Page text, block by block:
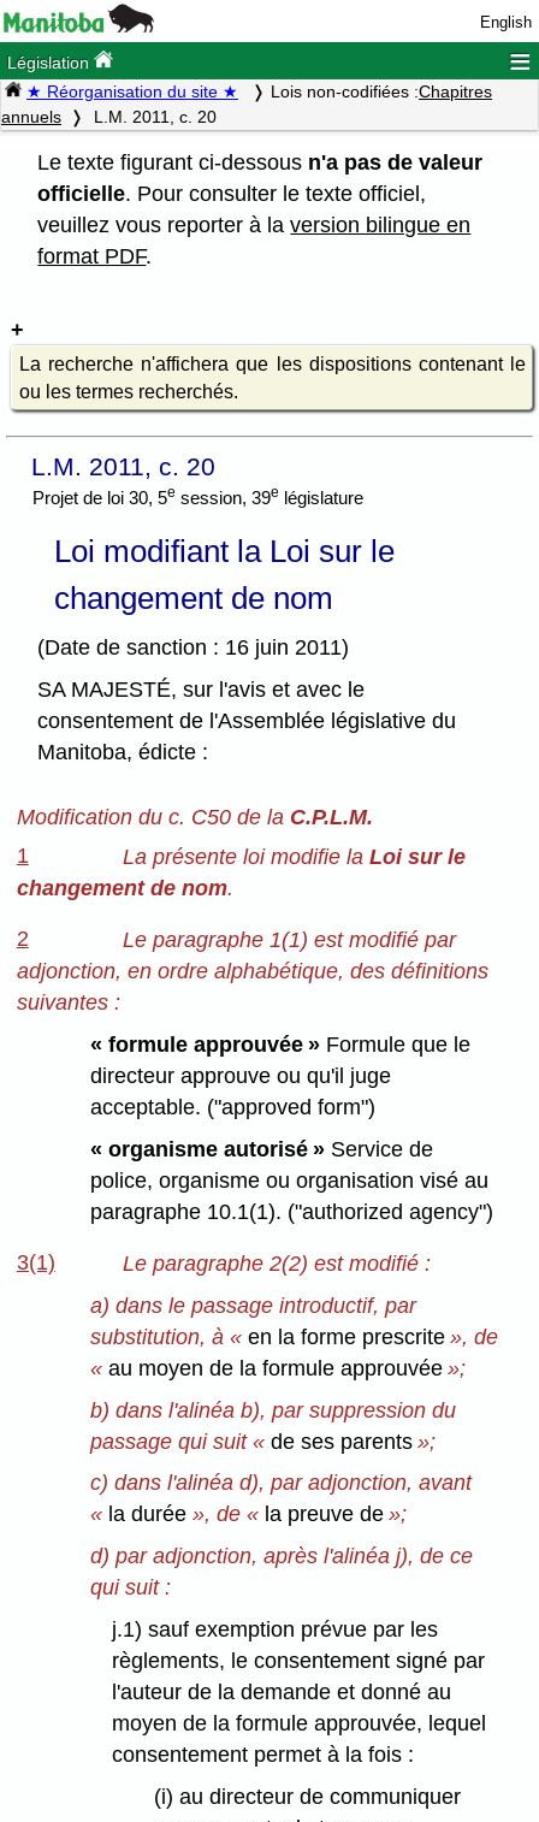
English
Législation ≡
★ Réorganisation du site ★ Lois non-codifiées :Chapitres
annuels
L.M. 2011, c. 20
Le texte figurant ci-dessous n'a pas de valeur
officielle. Pour consulter le texte officiel,
veuillez vous reporter à laversion bilingue en
format PDF.
La recherche n'affichera que les dispositions contenant le
ou les termes recherchés.
L.M. 2011, c. 20
Projet de loi 30, 5e session, 39e législature
Loi modifiant la Loi sur le
changement de nom
(Date de sanction : 16 juin 2011)
SA MAJESTÉ, sur l'avis et avec le
consentement de l'Assemblée législative du
Manitoba, édicte :
Modification du c. C50 de la C.P.L.M.
1
La présente loi modifie la Loi sur le
changement de nom.
2
Le paragraphe 1(1) est modifié par
adjonction, en ordre alphabétique, des définitions
suivantes :
« formule approuvée » Formule que le
directeur approuve ou qu'il juge
acceptable. ("approved form")
« organisme autorisé » Service de
police, organisme ou organisation visé au
paragraphe 10.1(1). ("authorized agency")
3(1)
Le paragraphe 2(2) est modifié :
a) dans le passage introductif, par
substitution, à «en la forme prescrite », de
«au moyen de la formule approuvée »;
b) dans l'alinéa b), par suppression du
passage qui suit «de ses parents »;
c) dans l'alinéa d), par adjonction, avant
« la durée», de « la preuve de »;
d) par adjonction, après l'alinéa j), de ce
qui suit :
j.1) sauf exemption prévue par les
règlements, le consentement signé par
l'auteur de la demande et donné au
moyen de la formule approuvée, lequel
consentement permet à la fois :
(i) au directeur de communiquer